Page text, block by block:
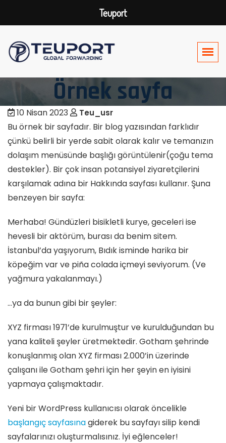
Örnek sayfa
10 Nisan 2023 Teu_usr
Bu örnek bir sayfadır. Bir blog yazısından farklıdır
çünkü belirli bir yerde sabit olarak kalır ve temanızın
dolaşım menüsünde başlığı görüntülenir(çoğu tema
destekler). Bir çok insan potansiyel ziyaretçilerini
karşılamak adına bir Hakkında sayfası kullanır. Şuna
benzeyen bir sayfa:
Merhaba! Gündüzleri bisikletli kurye, geceleri ise
hevesli bir aktörüm, burası da benim sitem.
İstanbul’da yaşıyorum, Bıdık isminde harika bir
köpeğim var ve piña colada içmeyi seviyorum. (Ve
yağmura yakalanmayı.)
…ya da bunun gibi bir şeyler:
XYZ firması 1971’de kurulmuştur ve kurulduğundan bu
yana kaliteli şeyler üretmektedir. Gotham şehrinde
konuşlanmış olan XYZ firması 2.000’in üzerinde
çalışanı ile Gotham şehri için her şeyin en iyisini
yapmaya çalışmaktadır.
Yeni bir WordPress kullanıcısı olarak öncelikle
başlangıç sayfasınagiderek bu sayfayı silip kendi
sayfalarınızı oluşturmalısınız. İyi eğlenceler!
Teuport